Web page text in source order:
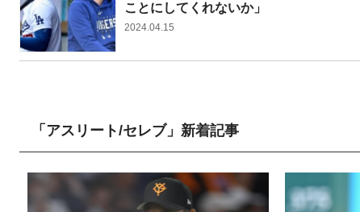
ことにしてくれないか」
2024.04.15
「アスリート/セレブ」新着記事